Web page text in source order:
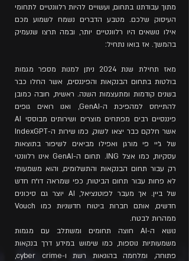
מתוך עבודתנו בתחום, ועשויים להיות רלוונטיים לתחומי
העיסוק שלכם. מטבע הדברים נשמח לשמוע מכם
אילו נושאים היו רלוונטיים יותר, ובמה תרצו שנעמיק
בהמשך. אז בואו נתחיל:
מאז תחילת שנת 2024 ניתן למנות מספר מגמות
בולטות בתחום הבנקאות והפיננסים, אשר החלו כבר
בשנים קודמות ומתעצמות השנה. ראשית, חובה כמובן
להתייחס למהפיכת ה-GenAI, ואנו רואים גופים
פיננסיים רבים מפתחים מוצרים ושירותים מבוססי AI
אשר חלקם כבר יצאו לשוק, כמו שירות ה-IndexGPT
של ג׳יי פי מורגן ואפילו מביאים לשיפור בתוצאות
עסקיות, כמו אצל ING. תחום ה-GenAI אינו רלוונטי
רק עבור תחום הבנקאות והתשלומים, והוא משמעותי
לא פחות עבור תחום הביטוח, כפי שמראה דו״ח חדש
של ביין. אך מעבר לפוטנציאל, AI יוצר גם סיכונים
חדשים, אותם חברות ביטוח חדשניות כמו Vouch
ממהרות לבטח.
נושא ה-AI חוצה תחומים ומשתלב עם מגמות
משמעותיות נוספות, כמו שימוש במידע דרך בנקאות
פתוחה, ומלחמה בהונאות רשת ו-cyber crime,